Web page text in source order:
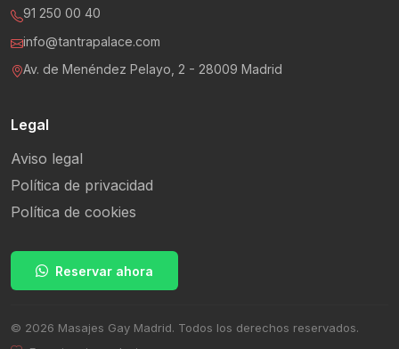
91 250 00 40
info@tantrapalace.com
Av. de Menéndez Pelayo, 2 - 28009 Madrid
Legal
Aviso legal
Política de privacidad
Política de cookies
Reservar ahora
© 2026 Masajes Gay Madrid. Todos los derechos reservados.